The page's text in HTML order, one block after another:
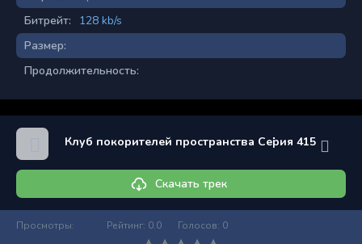
Битрейт:
128 kb/s
Размер:
Продолжительность:
Клуб покорителей пространства Серия 415
Скачать трек
Просмотры: Рейтинг: 0.0 Голосов: 0